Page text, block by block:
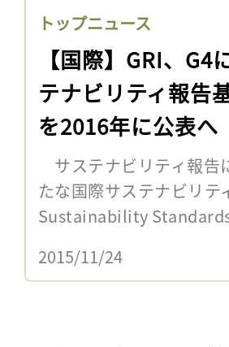
トップニュース
【国際】GRI、
テナビリティ報告
を2016年に公表へ
サステナビリティ報告
たな国際サステナビリ
Sustainability
2015/11/24